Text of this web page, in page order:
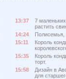
13:37
7
растить
14:24
Полисемья,
15:11
Король
15:35
Король
торт.
15:58
Дизайн в
для